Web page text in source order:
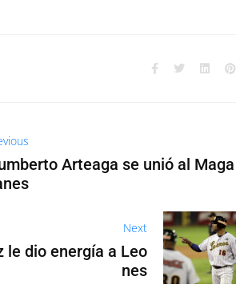
Arteaga se unió al Maga
Next
le dio energía a Leo
nes